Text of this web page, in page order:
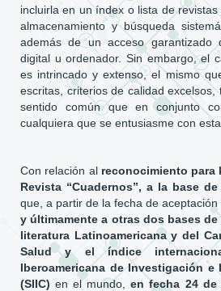
incluirla en un índex o lista de
almacenamiento y búsqueda
además de un acceso garantizado
digital u ordenador. Sin embargo, el
es intrincado y extenso, el mismo
escritas, criterios de calidad
sentido común que en conjunto
cualquiera que se entusiasme con
Con relación al reconocimiento para
Revista “Cuadernos”, a la base
que, a partir de la fecha de aceptación
y últimamente a otras dos bases
literatura Latinoamericana y del
Salud y el índice
Iberoamericana de Investigación
(SIIC) en el mundo,en fecha 24